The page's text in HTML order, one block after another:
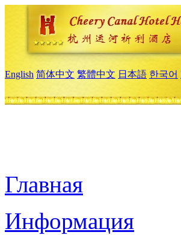
English 简体中文 繁體中文 日本語 한국어
Главная
Информация